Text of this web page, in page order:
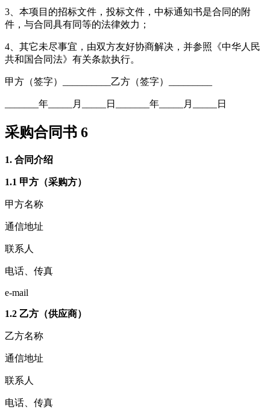
3、本项目的招标文件，投标文件，中标通知书是合同的附
件，与合同具有同等的法律效力；
4、其它未尽事宜，由双方友好协商解决，并参照《中华人民
共和国合同法》有关条款执行。
甲方（签字）__________乙方（签字）_________
_______年_____月_____日_______年_____月_____日
采购合同书 6
1. 合同介绍
1.1 甲方（采购方）
甲方名称
通信地址
联系人
电话、传真
e-mail
1.2 乙方（供应商）
乙方名称
通信地址
联系人
电话、传真